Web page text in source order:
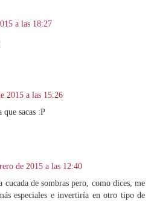
a las 18:27
2015 a las 15:26
que sacas :P
de 2015 a las 12:40
cucada de sombras pero, como dices, me
especiales e invertiría en otro tipo de